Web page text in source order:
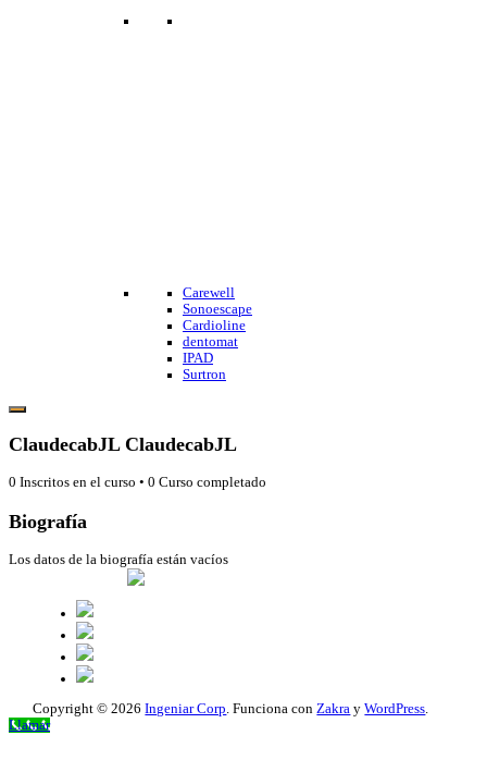
Carewell
Sonoescape
Cardioline
dentomat
IPAD
Surtron
ClaudecabJL ClaudecabJL
0 Inscritos en el curso • 0 Curso completado
Biografía
Los datos de la biografía están vacíos
Copyright © 2026Ingeniar Corp. Funciona conZakra yWordPress.
Scroll
Llamar